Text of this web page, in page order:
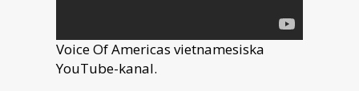
Voice Of Americas vietnamesiska
YouTube-kanal.